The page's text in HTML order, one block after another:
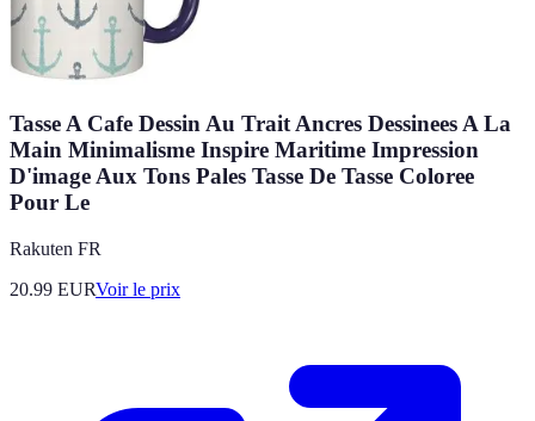
Tasse A Cafe Dessin Au Trait Ancres Dessinees A La
Main Minimalisme Inspire Maritime Impression
D'image Aux Tons Pales Tasse De Tasse Coloree
Pour Le
Rakuten FR
20.99 EURVoir le prix